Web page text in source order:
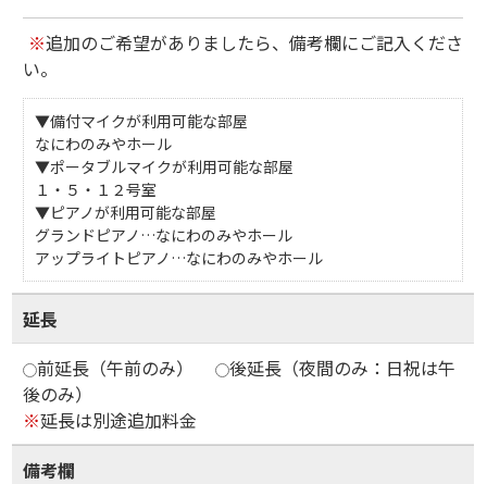
※追加のご希望がありましたら、備考欄にご記入くださ
い。
▼備付マイクが利用可能な部屋
なにわのみやホール
▼ポータブルマイクが利用可能な部屋
１・５・１２号室
▼ピアノが利用可能な部屋
グランドピアノ…なにわのみやホール
アップライトピアノ…なにわのみやホール
延長
前延長（午前のみ）
後延長（夜間のみ：日祝は午
後のみ）
※延長は別途追加料金
備考欄